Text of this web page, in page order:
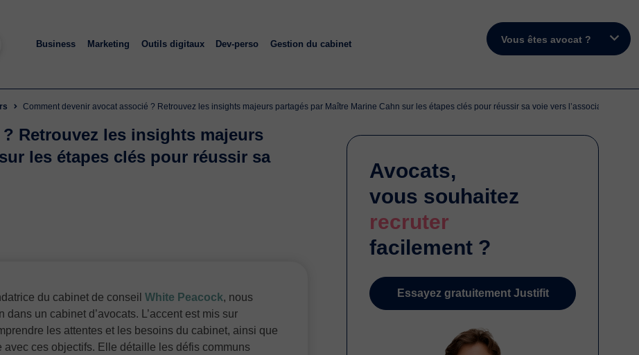
Business Marketing Outils digitaux Dev-perso Gestion du cabinet Vous êtes avocat ?
Comment devenir avocat associé ? Retrouvez les insights majeurs partagés par Maître Marine Cahn sur les étapes clés pour réussir sa voie vers l’association.
Retrouvez les insights majeurs
les étapes clés pour réussir sa
du cabinet de conseil White Peacock, nous
un cabinet d’avocats. L’accent est mis sur
les attentes et les besoins du cabinet, ainsi que
ces objectifs. Elle détaille les défis communs
Avocats,
vous souhaitez
recruter
facilement ?
Essayez gratuitement Justifit